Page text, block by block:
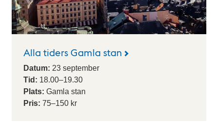
Alla tiders Gamla stan
Datum: 23 september
Tid: 18.00–19.30
Plats: Gamla stan
Pris: 75–150 kr